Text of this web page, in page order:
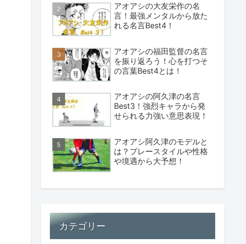
アオアシの大友栄作の名
言！最強メンタルから放た
れる名言Best4！
アオアシの福田監督の名言
を振り返ろう！心を打つそ
の言葉Best4とは！
アオアシの阿久津の名言
Best3！強烈キャラから発
せられる力強い意思表現！
アオアシ阿久津のモデルと
は？プレースタイルや性格
や境遇から大予想！
カテゴリー